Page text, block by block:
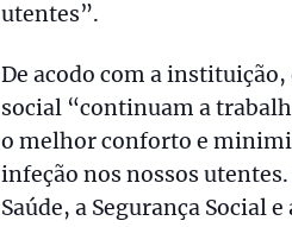
utentes”.
De acodo com a
social “continuam a
o melhor conforto e
infeção nos nossos
Saúde, a Segurança Social